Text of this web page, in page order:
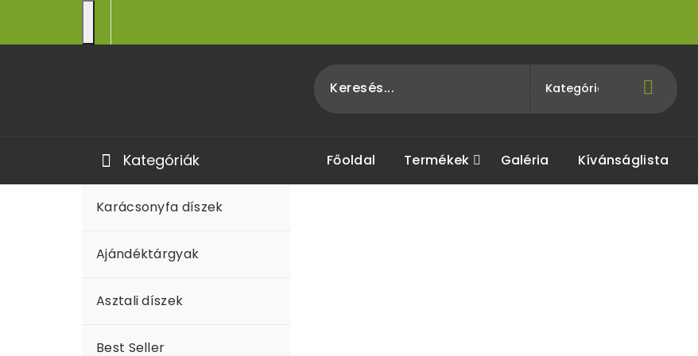
Kategóriák
Karácsonyfa díszek
Ajándéktárgyak
Asztali díszek
Best Seller
Főoldal Termékek Galéria Kívánságlista